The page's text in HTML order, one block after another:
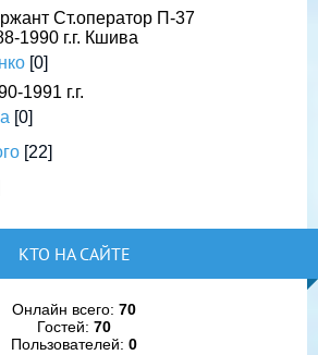
Ст.оператор П-37
1990 г.г. Кшива
[0]
1991 г.г.
[0]
[22]
КТО НА САЙТЕ
Онлайн всего: 70
Гостей: 70
Пользователей: 0